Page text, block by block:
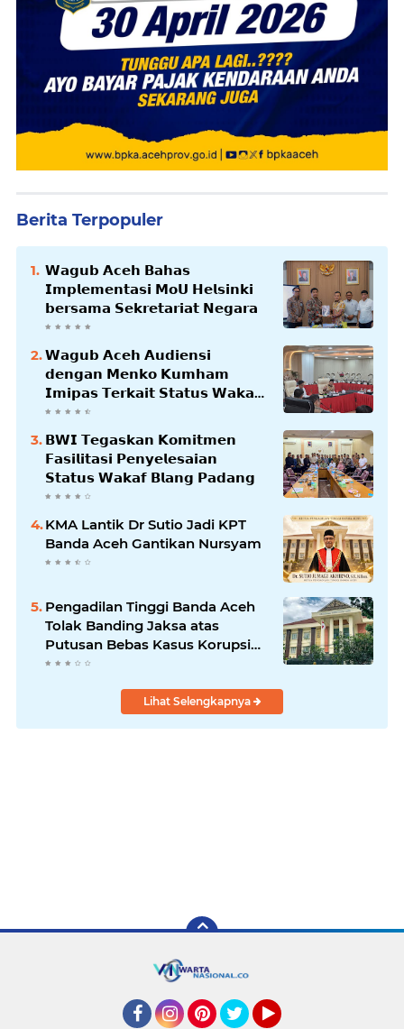
Berita Terpopuler
𝗪𝗮𝗴𝘂𝗯 𝗔𝗰𝗲𝗵 𝗕𝗮𝗵𝗮𝘀
𝗜𝗺𝗽𝗹𝗲𝗺𝗲𝗻𝘁𝗮𝘀𝗶 𝗠𝗼𝗨 𝗛𝗲𝗹𝘀𝗶𝗻𝗸𝗶
𝗯𝗲𝗿𝘀𝗮𝗺𝗮 𝗦𝗲𝗸𝗿𝗲𝘁𝗮𝗿𝗶𝗮𝘁 𝗡𝗲𝗴𝗮𝗿𝗮
𝗪𝗮𝗴𝘂𝗯 𝗔𝗰𝗲𝗵 𝗔𝘂𝗱𝗶𝗲𝗻𝘀𝗶
𝗱𝗲𝗻𝗴𝗮𝗻 𝗠𝗲𝗻𝗸𝗼 𝗞𝘂𝗺𝗵𝗮𝗺
𝗜𝗺𝗶𝗽𝗮𝘀 𝗧𝗲𝗿𝗸𝗮𝗶𝘁 𝗦𝘁𝗮𝘁𝘂𝘀 𝗪𝗮𝗸𝗮𝗳
𝗕𝗹𝗮𝗻𝗴𝗽𝗮𝗱𝗮𝗻𝗴
𝗕𝗪𝗜 𝗧𝗲𝗴𝗮𝘀𝗸𝗮𝗻 𝗞𝗼𝗺𝗶𝘁𝗺𝗲𝗻
𝗙𝗮𝘀𝗶𝗹𝗶𝘁𝗮𝘀𝗶 𝗣𝗲𝗻𝘆𝗲𝗹𝗲𝘀𝗮𝗶𝗮𝗻
𝗦𝘁𝗮𝘁𝘂𝘀 𝗪𝗮𝗸𝗮𝗳 𝗕𝗹𝗮𝗻𝗴 𝗣𝗮𝗱𝗮𝗻𝗴
KMA Lantik Dr Sutio Jadi KPT
Banda Aceh Gantikan Nursyam
Pengadilan Tinggi Banda Aceh
Tolak Banding Jaksa atas
Putusan Bebas Kasus Korupsi
Wastafel
Lihat Selengkapnya